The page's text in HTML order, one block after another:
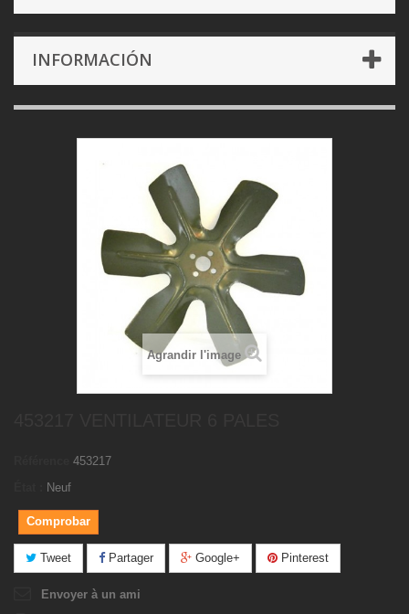
INFORMACIÓN
Agrandir l'image
453217
Neuf
Comprobar
Tweet Partager Google+ Pinterest
Envoyer à un ami